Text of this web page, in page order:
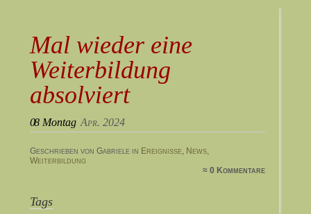
Mal wieder eine
Weiterbildung
absolviert
08 Montag Apr. 2024
Geschrieben von Gabriele in Ereignisse, News,
Weiterbildung
≈ 0 Kommentare
Tags